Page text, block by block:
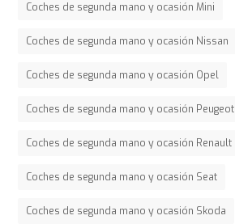
Coches de segunda mano y ocasión Mini
Coches de segunda mano y ocasión Nissan
Coches de segunda mano y ocasión Opel
Coches de segunda mano y ocasión Peugeot
Coches de segunda mano y ocasión Renault
Coches de segunda mano y ocasión Seat
Coches de segunda mano y ocasión Skoda